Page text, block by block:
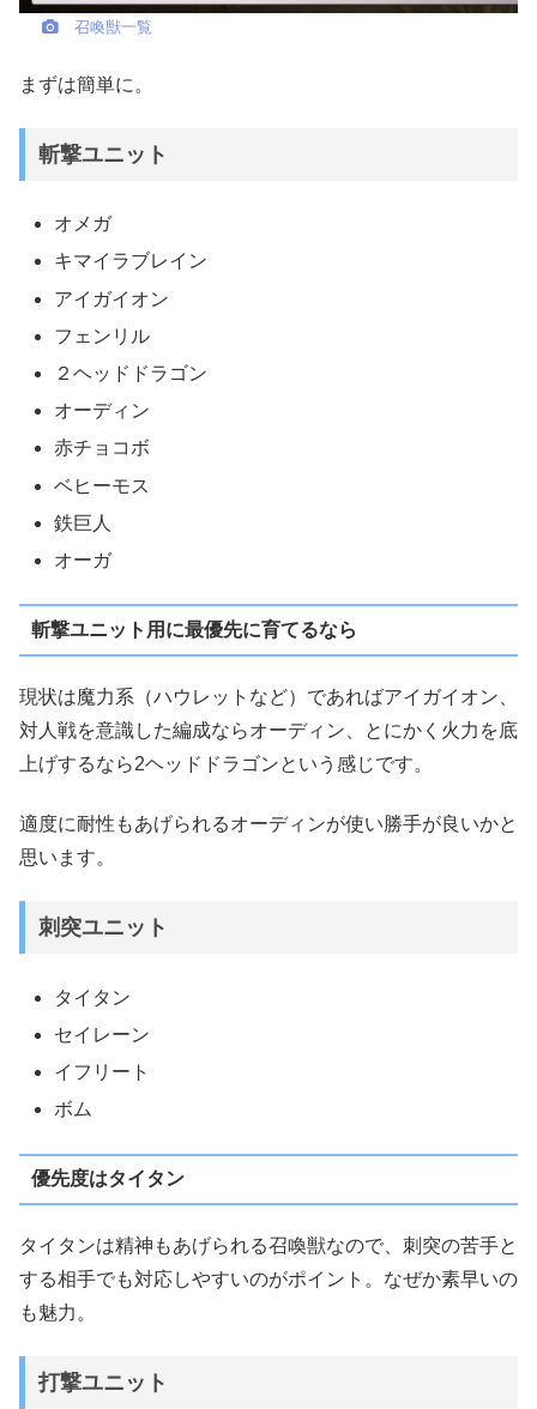
召喚獣一覧
まずは簡単に。
斬撃ユニット
オメガ
キマイラブレイン
アイガイオン
フェンリル
２ヘッドドラゴン
オーディン
赤チョコボ
ベヒーモス
鉄巨人
オーガ
斬撃ユニット用に最優先に育てるなら
現状は魔力系（ハウレットなど）であればアイガイオン、
対人戦を意識した編成ならオーディン、とにかく火力を底
上げするなら2ヘッドドラゴンという感じです。
適度に耐性もあげられるオーディンが使い勝手が良いかと
思います。
刺突ユニット
タイタン
セイレーン
イフリート
ボム
優先度はタイタン
タイタンは精神もあげられる召喚獣なので、刺突の苦手と
する相手でも対応しやすいのがポイント。なぜか素早いの
も魅力。
打撃ユニット